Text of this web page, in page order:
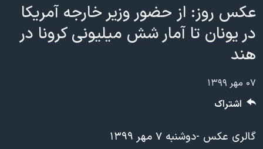
اصلی
جهش
به
صفحه
جهش
به
ایران
آمریکا
جهان
ویدیوها
برنامه های تلویزیونی
جدول برنامه ها
صفحه‌های ویژه
بایگانی برنامه‌های تلویزیونی
فرکانس‌های صدای آمریکا
پخش رادیویی
عکس روز: از حضور وزیر خارجه آمریکا
در یونان تا آمار شش میلیونی کرونا در
هند
۰۷ مهر ۱۳۹۹
گالری عکس -دوشنبه ۷ مهر ۱۳۹۹
اشتراک